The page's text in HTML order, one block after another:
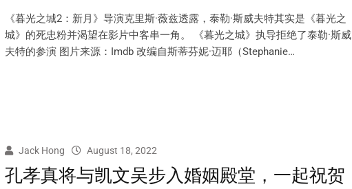
《暮光之城2：新月》导演克里斯·薇兹透露，泰勒·斯威夫特其实是《暮光之
城》的死忠粉并渴望在影片中客串一角。 《暮光之城》执导拒绝了泰勒·斯威
夫特的参演 图片来源：Imdb 改编自斯蒂芬妮·迈耶（Stephanie…
Jack Hong August 18, 2022
孔孝真将与凯文吴步入婚姻殿堂，一起祝贺